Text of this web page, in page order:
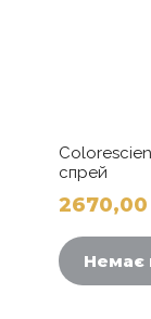
спрей
2670,00
Немає